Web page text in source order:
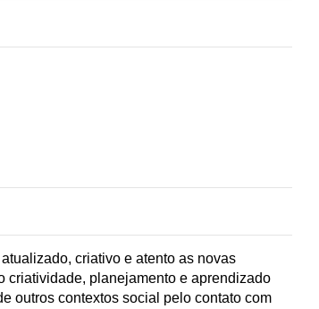
criativo e atento as novas
criatividade, planejamento e aprendizado
outros contextos social pelo contato com